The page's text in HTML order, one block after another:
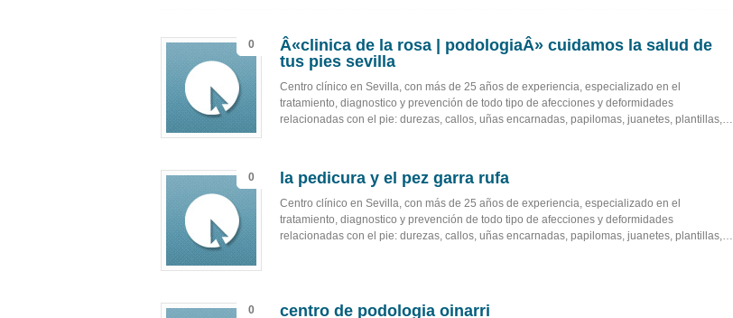
0
Â«clinica de la rosa | podologiaÂ» cuidamos la salud de
tus pies sevilla
Centro clínico en Sevilla, con más de 25 años de experiencia, especializado en el
tratamiento, diagnostico y prevención de todo tipo de afecciones y deformidades
relacionadas con el pie: durezas, callos, uñas encarnadas, papilomas, juanetes, plantillas,…
0 la pedicura y el pez garra rufa
Centro clínico en Sevilla, con más de 25 años de experiencia, especializado en el
tratamiento, diagnostico y prevención de todo tipo de afecciones y deformidades
relacionadas con el pie: durezas, callos, uñas encarnadas, papilomas, juanetes, plantillas,…
0 centro de podologia oinarri